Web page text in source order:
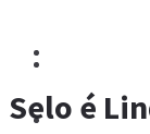
Board Games
Selo é